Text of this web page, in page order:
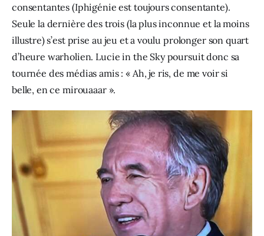
consentantes (Iphigénie est toujours consentante).
Seule la dernière des trois (la plus inconnue et la moins
illustre) s’est prise au jeu et a voulu prolonger son quart
d’heure warholien. Lucie in the Sky poursuit donc sa
tournée des médias amis : « Ah, je ris, de me voir si
belle, en ce mirouaaar ».